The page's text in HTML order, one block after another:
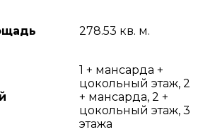
278.53 кв. м.
1 + мансарда +
цокольный этаж, 2
+ мансарда, 2 +
цокольный этаж, 3
этажа